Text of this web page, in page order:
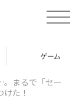
t
o
e
v
ゲーム
まるで「セー
た！